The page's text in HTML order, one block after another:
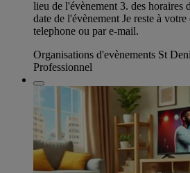
lieu de l'évènement 3. des horaires
date de l'évènement Je reste à
telephone ou par e-mail.
Organisations d'evènements St
Professionnel